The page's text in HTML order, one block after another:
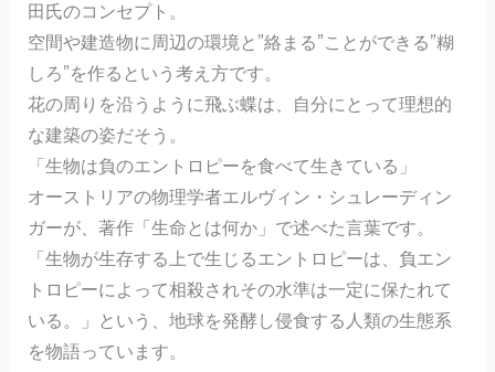
田氏のコンセプト。
空間や建造物に周辺の環境と”絡まる”ことができる”糊
しろ”を作るという考え方です。
花の周りを沿うように飛ぶ蝶は、自分にとって理想的
な建築の姿だそう。
「生物は負のエントロピーを食べて生きている」
オーストリアの物理学者エルヴィン・シュレーディン
ガーが、著作「生命とは何か」で述べた言葉です。
「生物が生存する上で生じるエントロピーは、負エン
トロピーによって相殺されその水準は一定に保たれて
いる。」という、地球を発酵し侵食する人類の生態系
を物語っています。